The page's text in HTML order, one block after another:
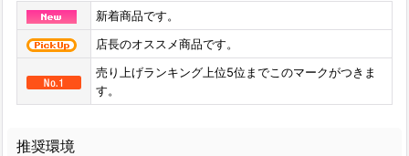
新着商品です。
店長のオススメ商品です。
売り上げランキング上位5位までこのマークがつきま
す。
推奨環境